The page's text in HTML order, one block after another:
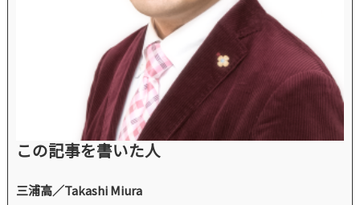
この記事を書いた人
三浦高／Takashi Miura